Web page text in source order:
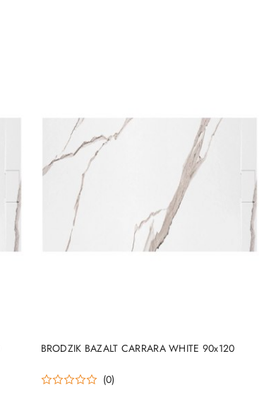
BRODZIK BAZALT CARRARA WHITE 90x120
(0)
DO KOSZYKA